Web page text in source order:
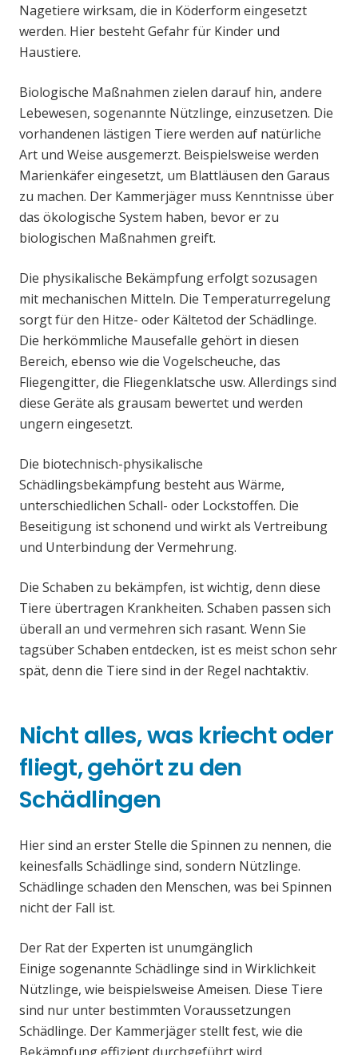
Nagetiere wirksam, die in Köderform eingesetzt
werden. Hier besteht Gefahr für Kinder und
Haustiere.
Biologische Maßnahmen zielen darauf hin, andere
Lebewesen, sogenannte Nützlinge, einzusetzen. Die
vorhandenen lästigen Tiere werden auf natürliche
Art und Weise ausgemerzt. Beispielsweise werden
Marienkäfer eingesetzt, um Blattläusen den Garaus
zu machen. Der Kammerjäger muss Kenntnisse über
das ökologische System haben, bevor er zu
biologischen Maßnahmen greift.
Die physikalische Bekämpfung erfolgt sozusagen
mit mechanischen Mitteln. Die Temperaturregelung
sorgt für den Hitze- oder Kältetod der Schädlinge.
Die herkömmliche Mausefalle gehört in diesen
Bereich, ebenso wie die Vogelscheuche, das
Fliegengitter, die Fliegenklatsche usw. Allerdings sind
diese Geräte als grausam bewertet und werden
ungern eingesetzt.
Die biotechnisch-physikalische
Schädlingsbekämpfung besteht aus Wärme,
unterschiedlichen Schall- oder Lockstoffen. Die
Beseitigung ist schonend und wirkt als Vertreibung
und Unterbindung der Vermehrung.
Die Schaben zu bekämpfen, ist wichtig, denn diese
Tiere übertragen Krankheiten. Schaben passen sich
überall an und vermehren sich rasant. Wenn Sie
tagsüber Schaben entdecken, ist es meist schon sehr
spät, denn die Tiere sind in der Regel nachtaktiv.
Nicht alles, was kriecht oder
fliegt, gehört zu den
Schädlingen
Hier sind an erster Stelle die Spinnen zu nennen, die
keinesfalls Schädlinge sind, sondern Nützlinge.
Schädlinge schaden den Menschen, was bei Spinnen
nicht der Fall ist.
Der Rat der Experten ist unumgänglich
Einige sogenannte Schädlinge sind in Wirklichkeit
Nützlinge, wie beispielsweise Ameisen. Diese Tiere
sind nur unter bestimmten Voraussetzungen
Schädlinge. Der Kammerjäger stellt fest, wie die